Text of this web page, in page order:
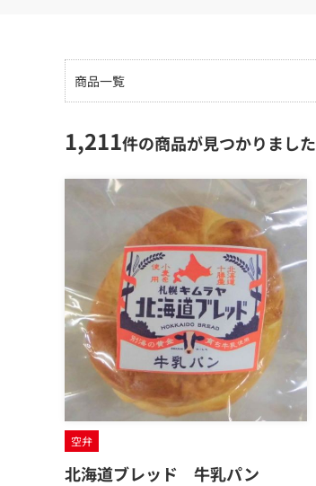
商品一覧
1,211件の商品が見つかりました
空弁
北海道ブレッド 牛乳パン